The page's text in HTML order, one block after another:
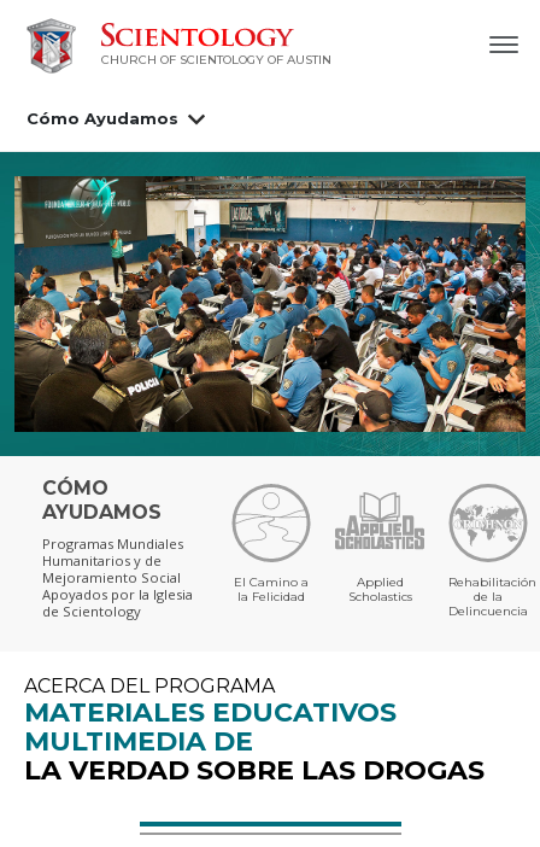
CHURCH OF SCIENTOLOGY OF AUSTIN
Cómo Ayudamos
CÓMO
AYUDAMOS
Programas Mundiales
Humanitarios y de
Mejoramiento Social
Apoyados por la Iglesia
de Scientology
El Camino a
la Felicidad
Applied
Scholastics
Rehabilitación
de la
Delincuencia
ACERCA DEL PROGRAMA
MATERIALES EDUCATIVOS
MULTIMEDIA DE
LA VERDAD SOBRE LAS DROGAS